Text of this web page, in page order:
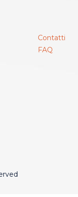
Contatti
FAQ